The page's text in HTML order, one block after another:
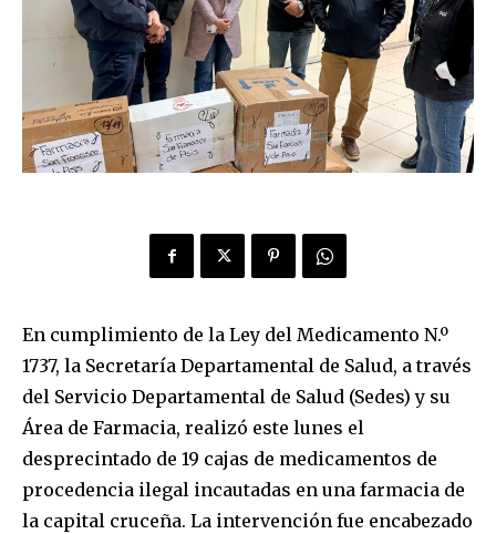
En cumplimiento de la Ley del Medicamento N.º
1737, la Secretaría Departamental de Salud, a través
del Servicio Departamental de Salud (Sedes) y su
Área de Farmacia, realizó este lunes el
desprecintado de 19 cajas de medicamentos de
procedencia ilegal incautadas en una farmacia de
la capital cruceña. La intervención fue encabezado